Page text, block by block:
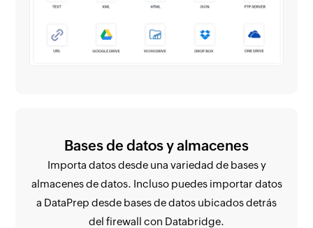
Bases de datos y almacenes
Importa datos desde una variedad de bases y
almacenes de datos. Incluso puedes importar datos
a DataPrep desde bases de datos ubicados detrás
del firewall con Databridge.